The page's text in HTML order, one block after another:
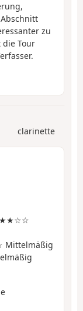
zu
die Tour
clarinette